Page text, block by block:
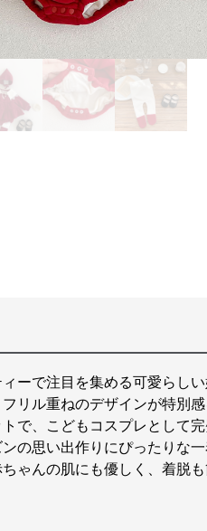
ーで注目を集める可愛らしい
リル重ねのデザインが特別感
で、こどもコスプレとして完
の思い出作りにぴったりな一
ゃんの肌にも優しく、着脱も